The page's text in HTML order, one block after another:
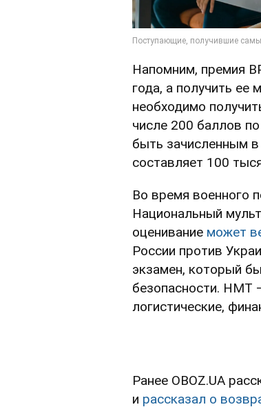
Напомним, премия
года, а получить ее
необходимо
числе 200 баллов
быть зачисленным
составляет 100
Во время военного
Национальный
оценивание может
России против
экзамен, который
безопасности. НМТ
логистические,
Ранее OBOZ.UA
и рассказал о